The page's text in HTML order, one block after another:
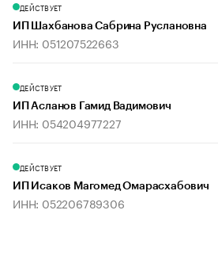
ДЕЙСТВУЕТ
ИП Шахбанова Сабрина Руслановна
ИНН: 051207522663
ДЕЙСТВУЕТ
ИП Асланов Гамид Вадимович
ИНН: 054204977227
ДЕЙСТВУЕТ
ИП Исаков Магомед Омарасхабович
ИНН: 052206789306